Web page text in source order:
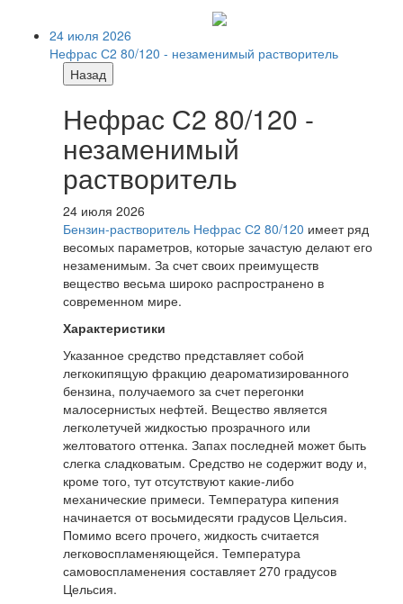
24 июля 2026
Нефрас С2 80/120 - незаменимый растворитель
Назад
Нефрас С2 80/120 -
незаменимый
растворитель
24 июля 2026
Бензин-растворитель Нефрас С2 80/120 имеет ряд
весомых параметров, которые зачастую делают его
незаменимым. За счет своих преимуществ
вещество весьма широко распространено в
современном мире.
Характеристики
Указанное средство представляет собой
легкокипящую фракцию деароматизированного
бензина, получаемого за счет перегонки
малосернистых нефтей. Вещество является
легколетучей жидкостью прозрачного или
желтоватого оттенка. Запах последней может быть
слегка сладковатым. Средство не содержит воду и,
кроме того, тут отсутствуют какие-либо
механические примеси. Температура кипения
начинается от восьмидесяти градусов Цельсия.
Помимо всего прочего, жидкость считается
легковоспламеняющейся. Температура
самовоспламенения составляет 270 градусов
Цельсия.